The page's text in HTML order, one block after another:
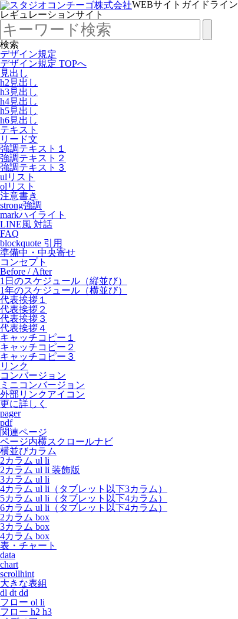
WEBサイトガイドライン
レギュレーションサイト
検索
デザイン規定
デザイン規定 TOPへ
見出し
h2見出し
h3見出し
h4見出し
h5見出し
h6見出し
テキスト
リード文
強調テキスト１
強調テキスト２
強調テキスト３
ulリスト
olリスト
注意書き
strong強調
markハイライト
LINE風 対話
FAQ
blockquote 引用
準備中・中央寄せ
コンセプト
Before / After
1日のスケジュール（縦並び）
1年のスケジュール（横並び）
代表挨拶１
代表挨拶２
代表挨拶３
代表挨拶４
キャッチコピー１
キャッチコピー２
キャッチコピー３
リンク
コンバージョン
ミニコンバージョン
外部リンクアイコン
更に詳しく
pager
pdf
関連ページ
ページ内横スクロールナビ
横並びカラム
2カラム ul li
2カラム ul li 装飾版
3カラム ul li
4カラム ul li（タブレット以下3カラム）
5カラム ul li（タブレット以下4カラム）
6カラム ul li（タブレット以下4カラム）
2カラム box
3カラム box
4カラム box
表・チャート
data
chart
scrollhint
大きな表組
dl dt dd
フロー ol li
フロー h2 h3